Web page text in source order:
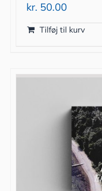
kr. 50.00
Tilføj til kurv